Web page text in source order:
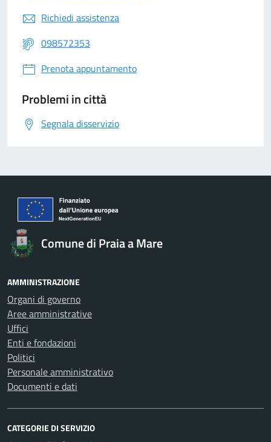
Richiedi assistenza
098572353
Prenota appuntamento
Problemi in città
Segnala disservizio
Comune di Praia a Mare
AMMINISTRAZIONE
Organi di governo
Aree amministrative
Uffici
Enti e fondazioni
Politici
Personale amministrativo
Documenti e dati
CATEGORIE DI SERVIZIO